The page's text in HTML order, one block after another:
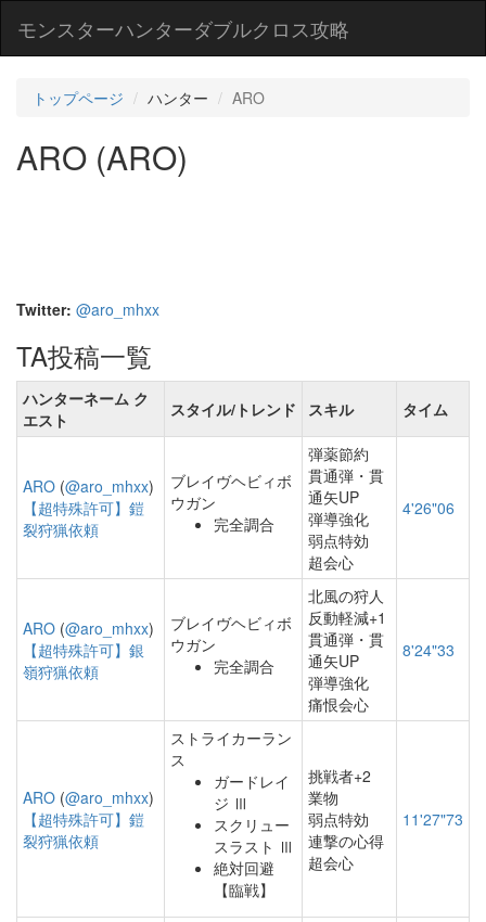
モンスターハンターダブルクロス攻略
トップページ ハンター ARO
ARO (ARO)
Twitter: @aro_mhxx
TA投稿一覧
ハンターネーム ク
エスト
スタイル/トレンド スキル タイム
ARO (@aro_mhxx)
【超特殊許可】鎧
裂狩猟依頼
ブレイヴヘビィボ
ウガン
完全調合
弾薬節約
貫通弾・貫
通矢UP
弾導強化
弱点特効
超会心
4'26"06
ARO (@aro_mhxx)
【超特殊許可】銀
嶺狩猟依頼
ブレイヴヘビィボ
ウガン
完全調合
北風の狩人
反動軽減+1
貫通弾・貫
通矢UP
弾導強化
痛恨会心
8'24"33
ARO (@aro_mhxx)
【超特殊許可】鎧
裂狩猟依頼
ストライカーラン
ス
ガードレイ
ジ Ⅲ
スクリュー
スラスト Ⅲ
絶対回避
【臨戦】
挑戦者+2
業物
弱点特効
連撃の心得
超会心
11'27"73